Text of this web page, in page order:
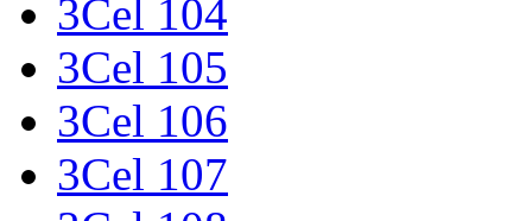
3Cel 104
3Cel 105
3Cel 106
3Cel 107